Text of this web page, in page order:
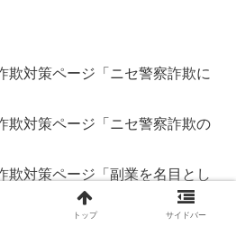
欺対策ページ「ニセ警察詐欺に
欺対策ページ「ニセ警察詐欺の
欺対策ページ「副業を名目とし
トップ サイドバー